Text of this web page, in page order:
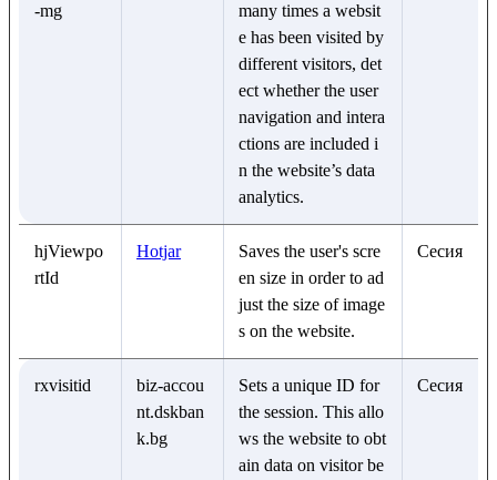
-mg
many times a websit
e has been visited by
different visitors, det
ect whether the user
navigation and intera
ctions are included i
n the website’s data
analytics.
hjViewpo
rtId
Hotjar
Saves the user's scre
en size in order to ad
just the size of image
s on the website.
Сесия
rxvisitid
biz-accou
nt.dskban
k.bg
Sets a unique ID for
the session. This allo
ws the website to obt
ain data on visitor be
Сесия